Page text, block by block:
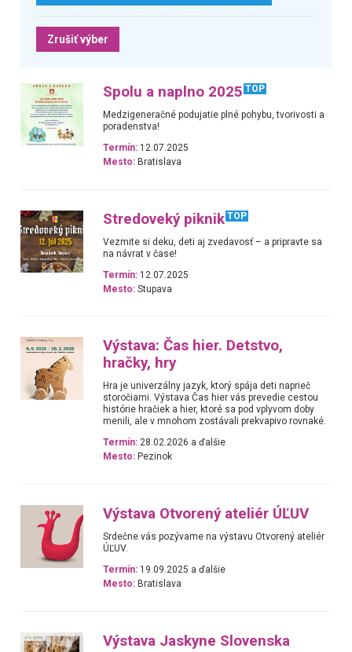
Zrušiť výber
Spolu a naplno 2025 TOP
Medzigeneračné podujatie plné pohybu, tvorivosti a
poradenstva!
Termín: 12.07.2025
Mesto: Bratislava
Stredoveký piknik TOP
Vezmite si deku, deti aj zvedavosť – a pripravte sa
na návrat v čase!
Termín: 12.07.2025
Mesto: Stupava
Výstava: Čas hier. Detstvo,
hračky, hry
Hra je univerzálny jazyk, ktorý spája deti naprieč
storočiami. Výstava Čas hier vás prevedie cestou
histórie hračiek a hier, ktoré sa pod vplyvom doby
menili, ale v mnohom zostávali prekvapivo rovnaké.
Termín: 28.02.2026 a ďalšie
Mesto: Pezinok
Výstava Otvorený ateliér ÚĽUV
Srdečne vás pozývame na výstavu Otvorený ateliér
ÚĽUV.
Termín: 19.09.2025 a ďalšie
Mesto: Bratislava
Výstava Jaskyne Slovenska